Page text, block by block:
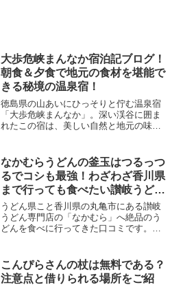
大歩危峡まんなか宿泊記ブログ！
朝食＆夕食で地元の食材を堪能で
きる秘境の温泉宿！
徳島県の山あいにひっそりと佇む温泉宿
「大歩危峡まんなか」。深い渓谷に囲ま
れたこの宿は、美しい自然と地元の味覚
峡まんなか」の魅力を、温泉・料理・観
光といったテーマごとに詳...
なかむらうどんの釜玉はつるっつ
るでコシも最強！わざわざ香川県
まで行っても食べたい讃岐うど
ん！
うどん県こと香川県の丸亀市にある讃岐
うどん専門店の「なかむら」へ絶品のう
どんを食べに行ってきた口コミです。な
お盆、連休になると2時間もの待ち時間が
出るほど！讃岐うどんと...
こんぴらさんの杖は無料である？
注意点と借りられる場所をご紹